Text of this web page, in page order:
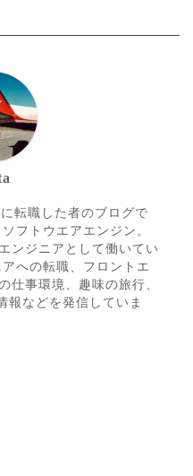
転職した者のブログで
フトウエアエンジン。
ンジニアとして働いてい
への転職、フロントエ
仕事環境、趣味の旅行、
報などを発信していま